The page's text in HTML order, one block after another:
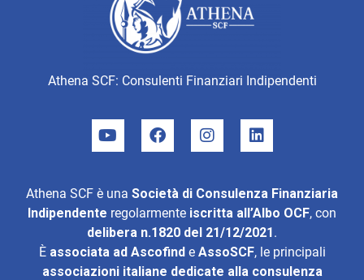
Athena SCF: Consulenti Finanziari Indipendenti
Athena SCF è una Società di Consulenza Finanziaria
Indipendente regolarmente iscritta all’Albo OCF, con
delibera n.1820 del 21/12/2021.
È associata ad Ascofinde AssoSCF, le principali
associazioni italiane dedicate alla consulenza